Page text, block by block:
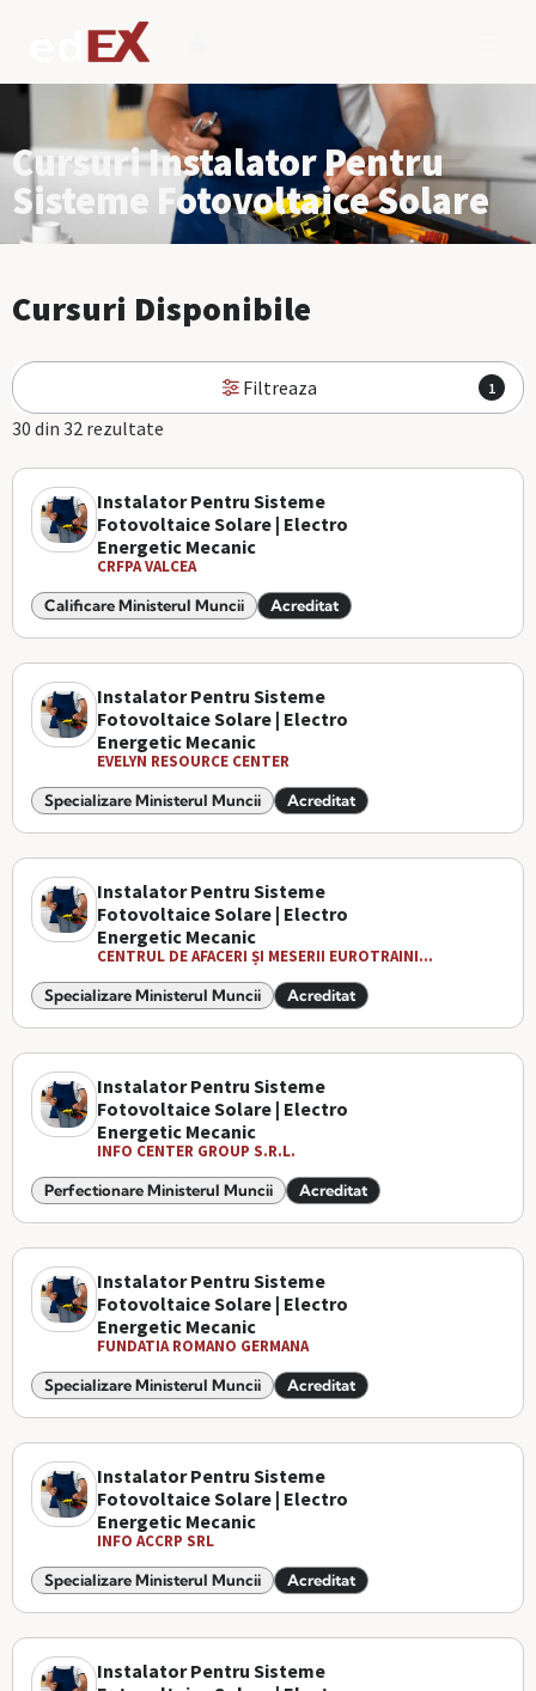
Cursuri Instalator Pentru
Sisteme Fotovoltaice Solare
Cursuri Disponibile
Filtreaza 1
30 din 32 rezultate
Instalator Pentru Sisteme
Fotovoltaice Solare | Electro
Energetic Mecanic
CRFPA VALCEA
Calificare Ministerul Muncii Acreditat
Instalator Pentru Sisteme
Fotovoltaice Solare | Electro
Energetic Mecanic
EVELYN RESOURCE CENTER
Specializare Ministerul Muncii Acreditat
Instalator Pentru Sisteme
Fotovoltaice Solare | Electro
Energetic Mecanic
CENTRUL DE AFACERI ȘI MESERII EUROTRAINI...
Specializare Ministerul Muncii Acreditat
Instalator Pentru Sisteme
Fotovoltaice Solare | Electro
Energetic Mecanic
INFO CENTER GROUP S.R.L.
Perfectionare Ministerul Muncii Acreditat
Instalator Pentru Sisteme
Fotovoltaice Solare | Electro
Energetic Mecanic
FUNDATIA ROMANO GERMANA
Specializare Ministerul Muncii Acreditat
Instalator Pentru Sisteme
Fotovoltaice Solare | Electro
Energetic Mecanic
INFO ACCRP SRL
Specializare Ministerul Muncii Acreditat
Instalator Pentru Sisteme